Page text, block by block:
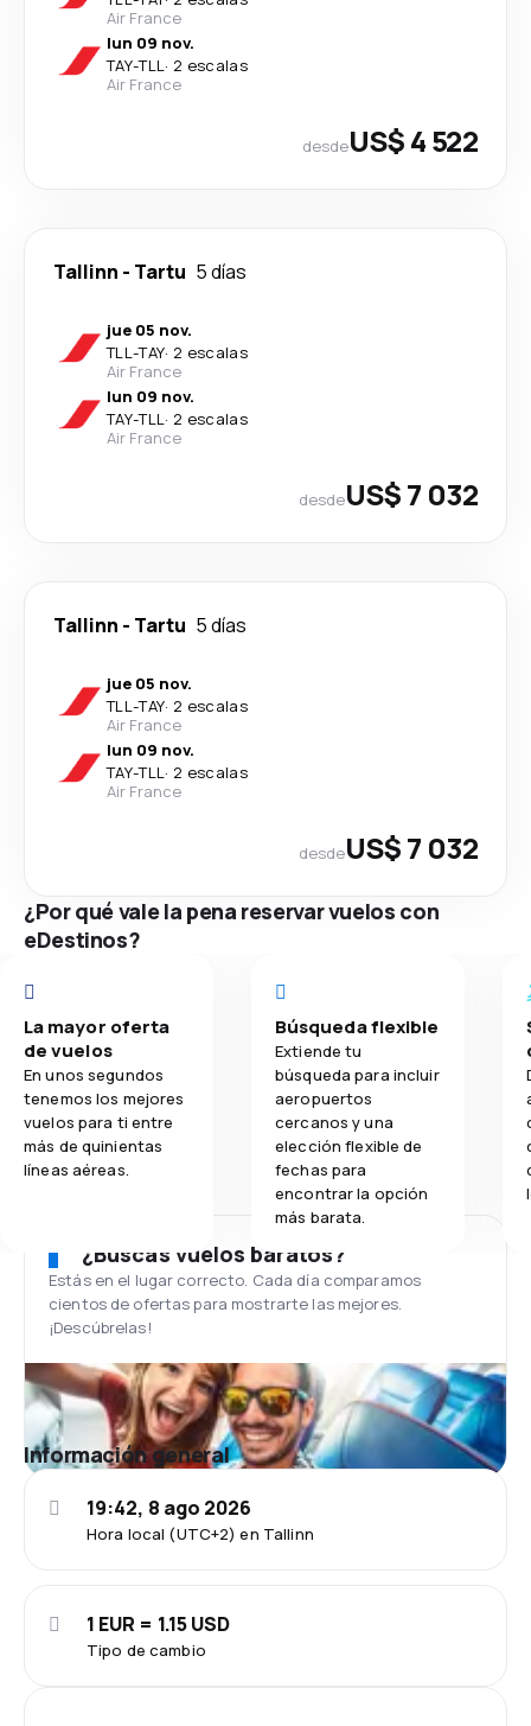
Air France
lun 09 nov.
TAY-TLL· 2 escalas
Air France
desdeUS$ 4 522
Tallinn - Tartu 5 días
jue 05 nov.
TLL-TAY· 2 escalas
Air France
lun 09 nov.
TAY-TLL· 2 escalas
Air France
desdeUS$ 7 032
Tallinn - Tartu 5 días
jue 05 nov.
TLL-TAY· 2 escalas
Air France
lun 09 nov.
TAY-TLL· 2 escalas
Air France
desdeUS$ 7 032
¿Por qué vale la pena reservar vuelos con
eDestinos?
La mayor oferta
de vuelos
En unos segundos
tenemos los mejores
vuelos para ti entre
más de quinientas
líneas aéreas.
Búsqueda flexible
Extiende tu
búsqueda para incluir
aeropuertos
cercanos y una
elección flexible de
fechas para
encontrar la opción
más barata.
¿Buscas vuelos baratos?
Estás en el lugar correcto. Cada día comparamos
cientos de ofertas para mostrarte las mejores.
¡Descúbrelas!
Información general
Hora local (UTC+2) en Tallinn
19:42, 8 ago 2026
Tipo de cambio
1 EUR = 1.15 USD